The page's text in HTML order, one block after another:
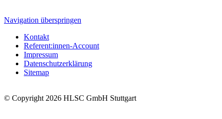
Navigation überspringen
Kontakt
Referent:innen-Account
Impressum
Datenschutzerklärung
Sitemap
© Copyright 2026 HLSC GmbH Stuttgart